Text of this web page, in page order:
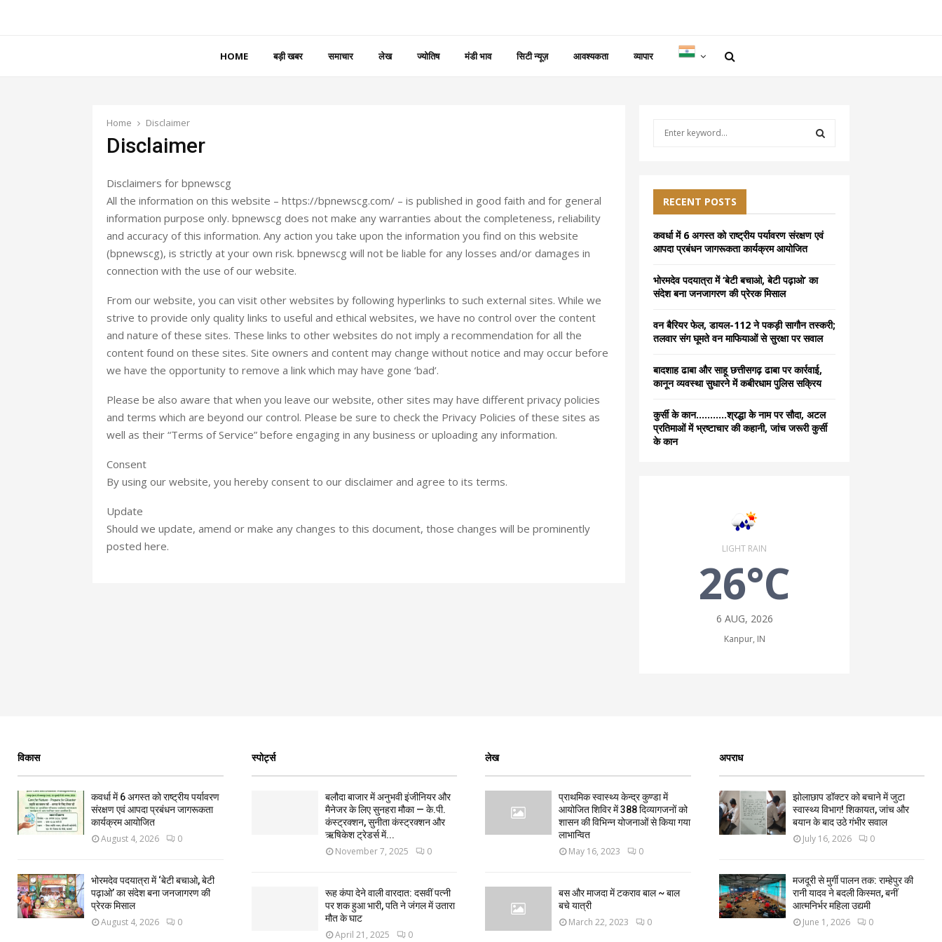
HOME बड़ी खबर समाचार लेख ज्योतिष मंडी भाव सिटी न्यूज़ आवश्यकता व्यापार
Home Disclaimer
Disclaimer
Disclaimers for bpnewscg
All the information on this website – https://bpnewscg.com/ – is published in good faith and for general
information purpose only. bpnewscg does not make any warranties about the completeness, reliability
and accuracy of this information. Any action you take upon the information you find on this website
(bpnewscg), is strictly at your own risk. bpnewscg will not be liable for any losses and/or damages in
connection with the use of our website.
From our website, you can visit other websites by following hyperlinks to such external sites. While we
strive to provide only quality links to useful and ethical websites, we have no control over the content
and nature of these sites. These links to other websites do not imply a recommendation for all the
content found on these sites. Site owners and content may change without notice and may occur before
we have the opportunity to remove a link which may have gone ‘bad’.
Please be also aware that when you leave our website, other sites may have different privacy policies
and terms which are beyond our control. Please be sure to check the Privacy Policies of these sites as
well as their “Terms of Service” before engaging in any business or uploading any information.
Consent
By using our website, you hereby consent to our disclaimer and agree to its terms.
Update
Should we update, amend or make any changes to this document, those changes will be prominently
posted here.
f
o
r
R
RECENT POSTS
कवर्धा में 6 अगस्त को राष्ट्रीय पर्यावरण संरक्षण एवं
आपदा प्रबंधन जागरूकता कार्यक्रम आयोजित
भोरमदेव पदयात्रा में ‘बेटी बचाओ, बेटी पढ़ाओ’ का
संदेश बना जनजागरण की प्रेरक मिसाल
वन बैरियर फेल, डायल-112 ने पकड़ी सागौन तस्करी;
तलवार संग घूमते वन माफियाओं से सुरक्षा पर सवाल
बादशाह ढाबा और साहू छत्तीसगढ़ ढाबा पर कार्रवाई,
कानून व्यवस्था सुधारने में कबीरधाम पुलिस सक्रिय
कुर्सी के कान………..श्रद्धा के नाम पर सौदा, अटल
प्रतिमाओं में भ्रष्टाचार की कहानी, जांच जरूरी कुर्सी
के कान
LIGHT RAIN
26°C
6 AUG, 2026
Kanpur, IN
विकास
कवर्धा में 6 अगस्त को राष्ट्रीय पर्यावरण
संरक्षण एवं आपदा प्रबंधन जागरूकता
कार्यक्रम आयोजित
August 4, 2026 0
भोरमदेव पदयात्रा में ‘बेटी बचाओ, बेटी
पढ़ाओ’ का संदेश बना जनजागरण की
प्रेरक मिसाल
August 4, 2026 0
स्पोर्ट्स
बलौदा बाजार में अनुभवी इंजीनियर और
मैनेजर के लिए सुनहरा मौका — के.पी.
कंस्ट्रक्शन, सुनीता कंस्ट्रक्शन और
ऋषिकेश ट्रेडर्स में...
November 7, 2025 0
रूह कंपा देने वाली वारदात: दसवीं पत्नी
पर शक हुआ भारी, पति ने जंगल में उतारा
मौत के घाट
April 21, 2025 0
लेख
प्राथमिक स्वास्थ्य केन्द्र कुण्डा में
आयोजित शिविर में 388 दिव्यागजनों को
शासन की विभिन्न योजनाओं से किया गया
लाभान्वित
May 16, 2023 0
बस और माजदा में टकराव बाल ~ बाल
बचे यात्री
March 22, 2023 0
अपराध
झोलाछाप डॉक्टर को बचाने में जुटा
स्वास्थ्य विभाग! शिकायत, जांच और
बयान के बाद उठे गंभीर सवाल
July 16, 2026 0
मजदूरी से मुर्गी पालन तक: राम्हेपुर की
रानी यादव ने बदली किस्मत, बनीं
आत्मनिर्भर महिला उद्यमी
June 1, 2026 0